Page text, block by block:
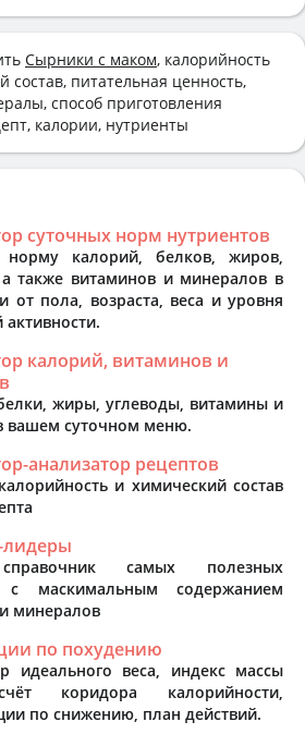
Сырники с маком, калорийность
состав, питательная ценность,
способ приготовления
калории, нутриенты
суточных норм нутриентов
норму калорий, белков, жиров,
а также витаминов и минералов в
от пола, возраста, веса и уровня
калорий, витаминов и
жиры, углеводы, витамины и
вашем суточном меню.
анализатор рецептов
и химический состав
самых полезных
с маскимальным содержанием
минералов
по похудению
идеального веса, индекс массы
коридора калорийности,
по снижению, план действий.